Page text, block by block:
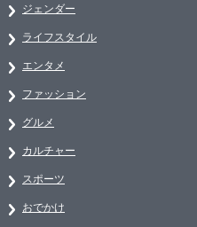
ジェンダー
ライフスタイル
エンタメ
ファッション
グルメ
カルチャー
スポーツ
おでかけ